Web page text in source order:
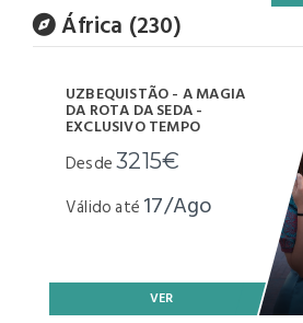
África (230)
UZBEQUISTÃO - A MAGIA
DA ROTA DA SEDA -
EXCLUSIVO TEMPO
Desde3215€
Válido até 17/Ago
VER